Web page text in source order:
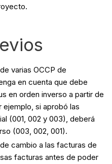
varias OCCP de
en cuenta que debe
en orden inverso a partir de
si aprobó las
(001, 002 y 003), deberá
(003, 002, 001).
cambio a las facturas de
facturas antes de poder